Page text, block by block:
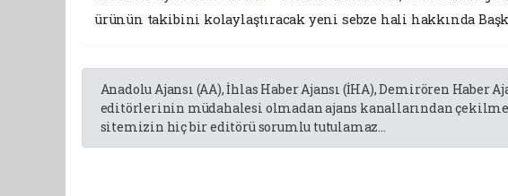
ürünün takibini kolaylaştıracak yeni sebze hali hakkında
Anadolu Ajansı (AA), İhlas Haber Ajansı (İHA), Demirören
editörlerinin müdahalesi olmadan ajans kanallarından
sitemizin hiç bir editörü sorumlu tutulamaz...